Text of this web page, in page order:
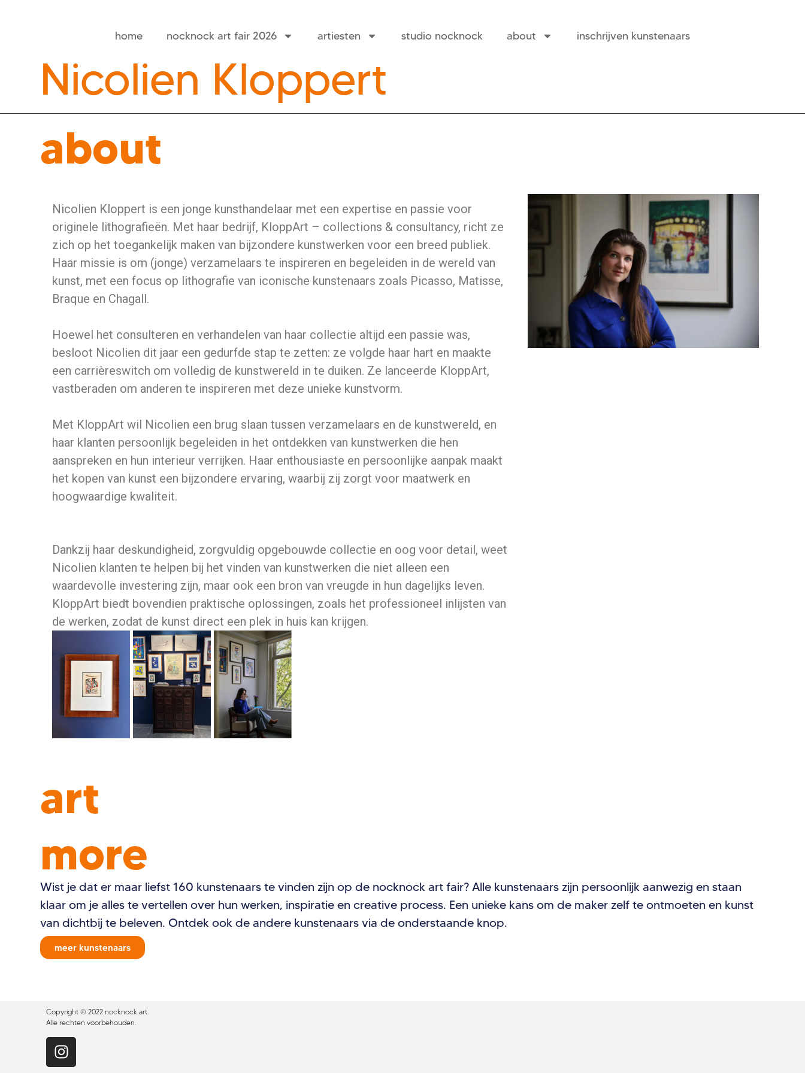
home nocknock art fair 2026 artiesten studio nocknock about inschrijven kunstenaars
Nicolien Kloppert
about
Nicolien Kloppert is een jonge kunsthandelaar met een expertise en passie voor
originele lithografieën. Met haar bedrijf, KloppArt – collections & consultancy, richt ze
zich op het toegankelijk maken van bijzondere kunstwerken voor een breed publiek.
Haar missie is om (jonge) verzamelaars te inspireren en begeleiden in de wereld van
kunst, met een focus op lithografie van iconische kunstenaars zoals Picasso, Matisse,
Braque en Chagall.
Hoewel het consulteren en verhandelen van haar collectie altijd een passie was,
besloot Nicolien dit jaar een gedurfde stap te zetten: ze volgde haar hart en maakte
een carrièreswitch om volledig de kunstwereld in te duiken. Ze lanceerde KloppArt,
vastberaden om anderen te inspireren met deze unieke kunstvorm.
Met KloppArt wil Nicolien een brug slaan tussen verzamelaars en de kunstwereld, en
haar klanten persoonlijk begeleiden in het ontdekken van kunstwerken die hen
aanspreken en hun interieur verrijken. Haar enthousiaste en persoonlijke aanpak maakt
het kopen van kunst een bijzondere ervaring, waarbij zij zorgt voor maatwerk en
hoogwaardige kwaliteit.
Dankzij haar deskundigheid, zorgvuldig opgebouwde collectie en oog voor detail, weet
Nicolien klanten te helpen bij het vinden van kunstwerken die niet alleen een
waardevolle investering zijn, maar ook een bron van vreugde in hun dagelijks leven.
KloppArt biedt bovendien praktische oplossingen, zoals het professioneel inlijsten van
de werken, zodat de kunst direct een plek in huis kan krijgen.
art
more
Wist je dat er maar liefst 160 kunstenaars te vinden zijn op de nocknock art fair? Alle kunstenaars zijn persoonlijk aanwezig en staan
klaar om je alles te vertellen over hun werken, inspiratie en creative process. Een unieke kans om de maker zelf te ontmoeten en kunst
van dichtbij te beleven. Ontdek ook de andere kunstenaars via de onderstaande knop.
meer kunstenaars
Copyright © 2022 nocknock art.
Alle rechten voorbehouden.